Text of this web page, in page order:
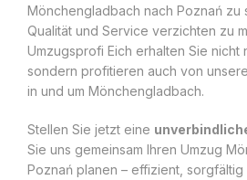
Mönchengladbach nach Poznań zu
Qualität und Service verzichten zu
Umzugsprofi Eich erhalten Sie nicht
sondern profitieren auch von
in und um Mönchengladbach.
Stellen Sie jetzt eine
Sie uns gemeinsam Ihren Umzug
Poznań planen – effizient,